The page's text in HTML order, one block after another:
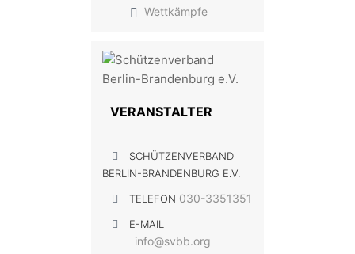
Wettkämpfe
VERANSTALTER
SCHÜTZENVERBAND
BERLIN-BRANDENBURG E.V.
TELEFON 030-3351351
E-MAIL
info@svbb.org